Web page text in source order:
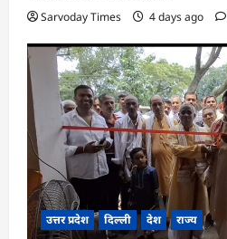
Sarvoday Times 4 days ago
उत्तर प्रदेश दिल्ली देश राज्य